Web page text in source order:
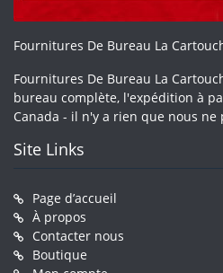
Fournitures De Bureau La
Fournitures De Bureau La
bureau complète, l'expédition à
Canada - il n'y a rien que nous ne
Site Links
Page d’accueil
À propos
Contacter nous
Boutique